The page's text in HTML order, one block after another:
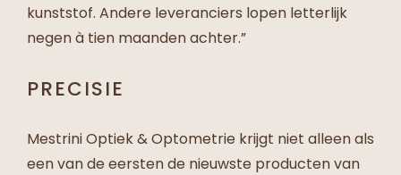
kunststof. Andere leveranciers lopen letterlijk
negen à tien maanden achter.”
PRECISIE
Mestrini Optiek & Optometrie krijgt niet alleen als
een van de eersten de nieuwste producten van